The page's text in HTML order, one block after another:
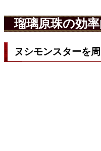
瑠璃原珠の効
ヌシモンスターを